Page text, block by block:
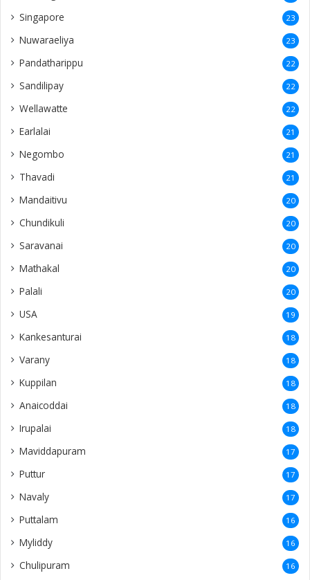
Singapore 23
Nuwaraeliya 23
Pandatharippu 22
Sandilipay 22
Wellawatte 22
Earlalai 21
Negombo 21
Thavadi 21
Mandaitivu 20
Chundikuli 20
Saravanai 20
Mathakal 20
Palali 20
USA 19
Kankesanturai 18
Varany 18
Kuppilan 18
Anaicoddai 18
Irupalai 18
Maviddapuram 17
Puttur 17
Navaly 17
Puttalam 16
Myliddy 16
Chulipuram 16